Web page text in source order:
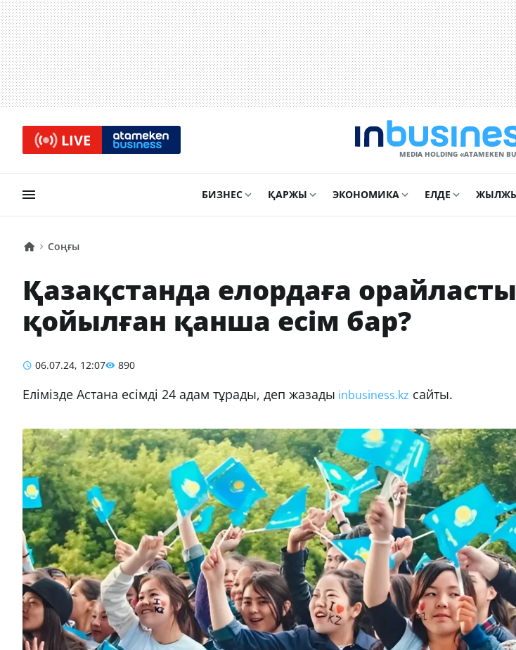
LIVE
MEDIA HOLDING «ATAMEKЕN
БИЗНЕС ҚАРЖЫ ЭКОНОМИКА ЕЛДЕ
Соңғы
Қазақстанда елордаға
қойылған қанша есім бар?
06.07.24, 12:07 890
Елімізде Астана есімді 24 адам тұрады, деп жазады inbusiness.kz сайты.